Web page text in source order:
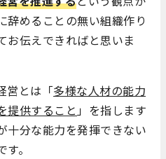
辞めることの無い組織作り
お伝えできればと思いま
営とは「多様な人材の能力
提供すること」を指します
十分な能力を発揮できない
。